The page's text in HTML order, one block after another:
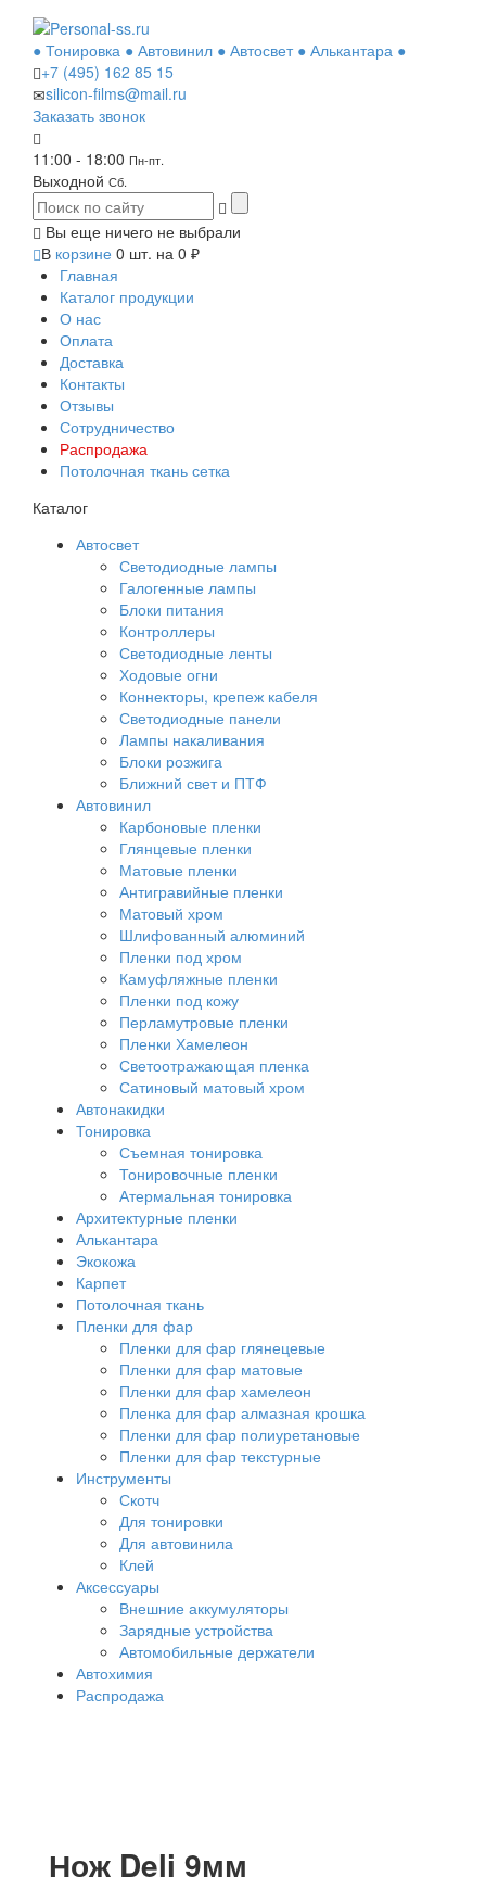
● Тонировка ● Автовинил ● Автосвет ● Алькантара ●
+7 (495) 162 85 15
silicon-films@mail.ru
Заказать звонок
11:00 - 18:00 Пн-пт.
Выходной Сб.
Вы еще ничего не выбрали
В корзине 0 шт. на 0 ₽
Главная
Каталог продукции
О нас
Оплата
Доставка
Контакты
Отзывы
Сотрудничество
Распродажа
Потолочная ткань сетка
Каталог
Автосвет
Светодиодные лампы
Галогенные лампы
Блоки питания
Контроллеры
Светодиодные ленты
Ходовые огни
Коннекторы, крепеж кабеля
Светодиодные панели
Лампы накаливания
Блоки розжига
Ближний свет и ПТФ
Автовинил
Карбоновые пленки
Глянцевые пленки
Матовые пленки
Антигравийные пленки
Матовый хром
Шлифованный алюминий
Пленки под хром
Камуфляжные пленки
Пленки под кожу
Перламутровые пленки
Пленки Хамелеон
Светоотражающая пленка
Сатиновый матовый хром
Автонакидки
Тонировка
Съемная тонировка
Тонировочные пленки
Атермальная тонировка
Архитектурные пленки
Алькантара
Экокожа
Карпет
Потолочная ткань
Пленки для фар
Пленки для фар глянецевые
Пленки для фар матовые
Пленки для фар хамелеон
Пленка для фар алмазная крошка
Пленки для фар полиуретановые
Пленки для фар текстурные
Инструменты
Скотч
Для тонировки
Для автовинила
Клей
Аксессуары
Внешние аккумуляторы
Зарядные устройства
Автомобильные держатели
Автохимия
Распродажа
Нож Deli 9мм